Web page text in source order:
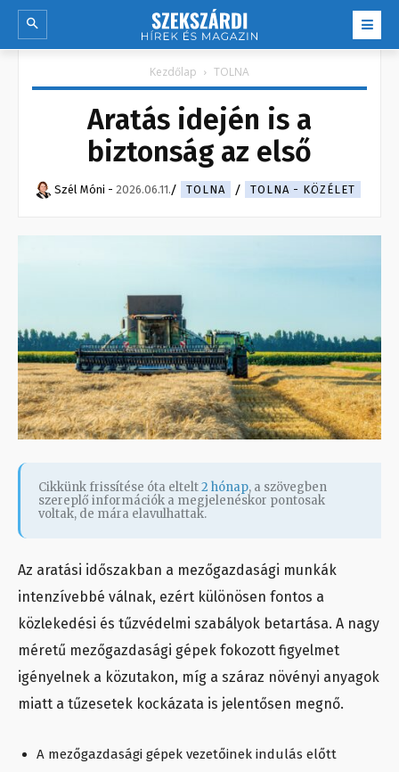
Kezdőlap TOLNA
Aratás idején is a
biztonság az első
Szél Móni - 2026.06.11. TOLNA TOLNA - KÖZÉLET
Cikkünk frissítése óta eltelt2 hónap, a szövegben
szereplő információk a megjelenéskor pontosak
voltak, de mára elavulhattak.
Az aratási időszakban a mezőgazdasági munkák
intenzívebbé válnak, ezért különösen fontos a
közlekedési és tűzvédelmi szabályok betartása. A nagy
méretű mezőgazdasági gépek fokozott figyelmet
igényelnek a közutakon, míg a száraz növényi anyagok
miatt a tűzesetek kockázata is jelentősen megnő.
A mezőgazdasági gépek vezetőinek indulás előtt